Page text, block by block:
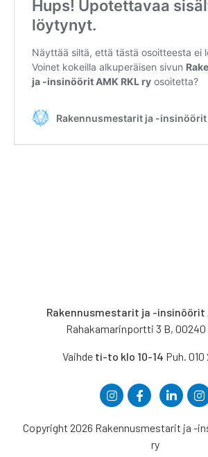
Rakennusmestarit ja -insinöörit
Rahakamarinportti 3 B, 00240
Vaihde ti-to klo 10-14 Puh. 010
Copyright 2026 Rakennusmestarit ja -
ry